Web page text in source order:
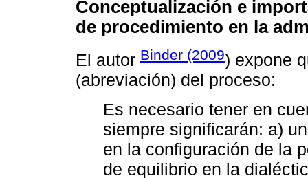
Conceptualización e
de procedimiento en la
El autor Binder (2009) expone
(abreviación) del proceso:
Es necesario tener en
siempre significarán: a)
en la configuración de la
de equilibrio en la